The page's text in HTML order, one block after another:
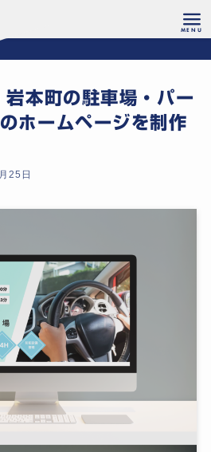
本町の駐車場・パー
ホームページを制作
25日